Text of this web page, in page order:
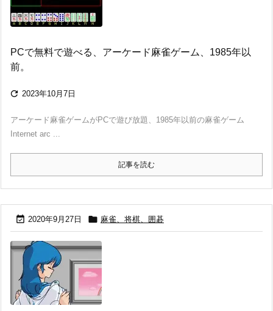
PCで無料で遊べる、アーケード麻雀ゲーム、1985年以
前。
 2023年10月7日
アーケード麻雀ゲームがPCで遊び放題、1985年以前の麻雀ゲーム
Internet arc ...
記事を読む
 2020年9月27日  麻雀、将棋、囲碁